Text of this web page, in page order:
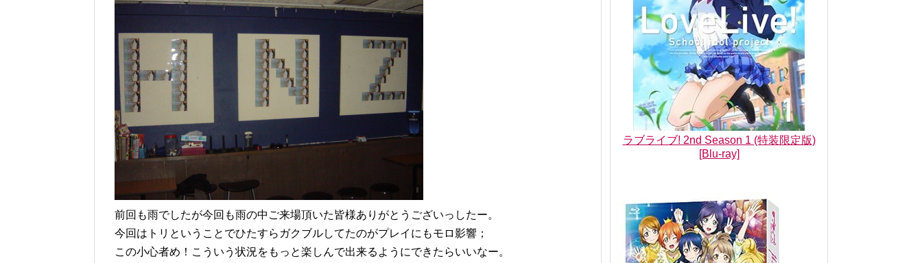
前回も雨でしたが今回も雨の中ご来場頂いた皆様ありがとうございっしたー。
今回はトリということでひたすらガクブルしてたのがプレイにもモロ影響；
この小心者め！こういう状況をもっと楽しんで出来るようにできたらいいなー。
ラブライブ! 2nd Season 1 (特装限定版)
[Blu-ray]